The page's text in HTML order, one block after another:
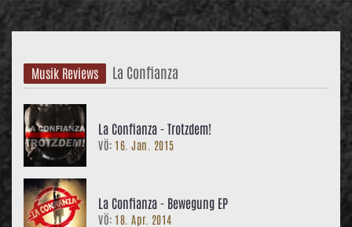
Musik Reviews La Confianza
La Confianza - Trotzdem!
VÖ: 16. Jan. 2015
La Confianza - Bewegung EP
VÖ: 18. Apr. 2014